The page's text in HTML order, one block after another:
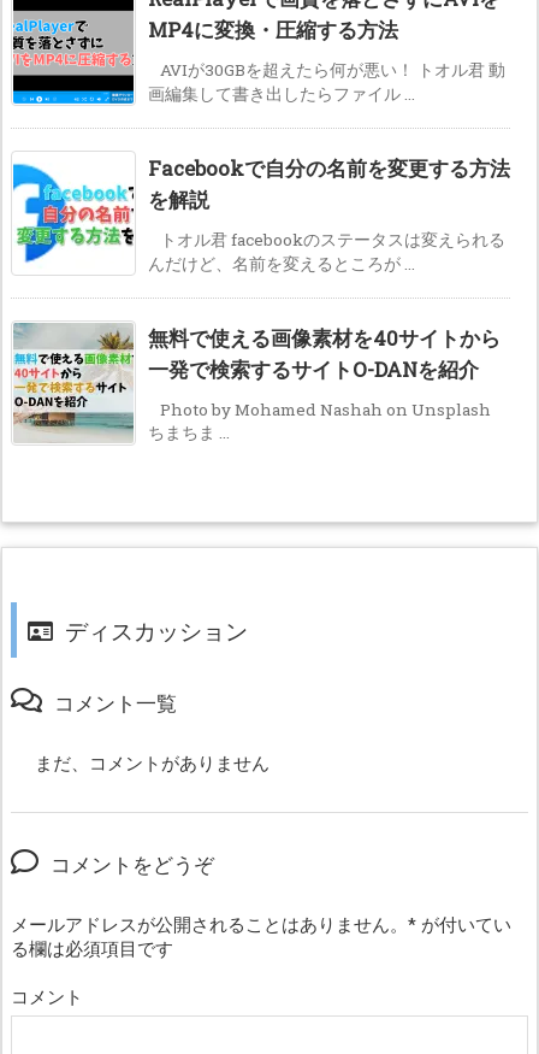
MP4に変換・圧縮する方法
AVIが30GBを超えたら何が悪い！ トオル君 動
画編集して書き出したらファイル ...
Facebookで自分の名前を変更する方法
を解説
トオル君 facebookのステータスは変えられる
んだけど、名前を変えるところが ...
無料で使える画像素材を40サイトから
一発で検索するサイトO-DANを紹介
Photo by Mohamed Nashah on Unsplash
ちまちま ...
ディスカッション
コメント一覧
まだ、コメントがありません
コメントをどうぞ
メールアドレスが公開されることはありません。 * が付いてい
る欄は必須項目です
コメント